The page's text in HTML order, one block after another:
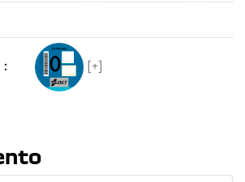
: [+]